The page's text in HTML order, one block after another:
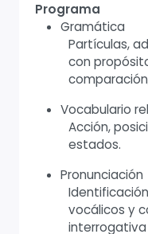
Programa
Gramática
Partículas,
con
Vocabulario
Acción,
estados.
Pronunciación
vocálicos y